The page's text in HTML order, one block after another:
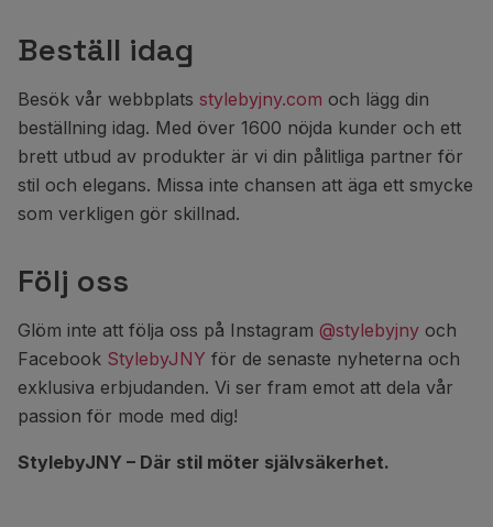
Beställ idag
Besök vår webbplats stylebyjny.com och lägg din
beställning idag. Med över 1600 nöjda kunder och ett
brett utbud av produkter är vi din pålitliga partner för
stil och elegans. Missa inte chansen att äga ett smycke
som verkligen gör skillnad.
Följ oss
Glöm inte att följa oss på Instagram @stylebyjny och
Facebook StylebyJNY för de senaste nyheterna och
exklusiva erbjudanden. Vi ser fram emot att dela vår
passion för mode med dig!
StylebyJNY – Där stil möter självsäkerhet.